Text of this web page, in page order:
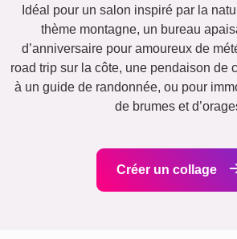
Jubilé
Chiffres